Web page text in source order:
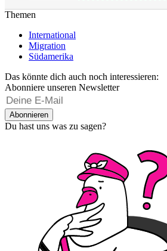
Themen
International
Migration
Südamerika
Das könnte dich auch noch interessieren:
Abonniere unseren Newsletter
Abonnieren
Du hast uns was zu sagen?